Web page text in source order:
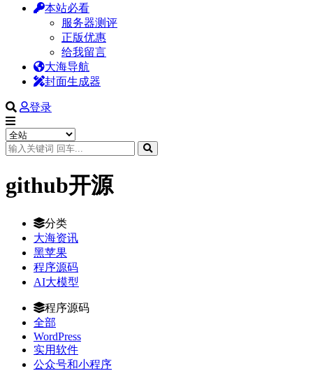
本站必看
服务器测评
正版优惠
给我留言
大海导航
封面生成器
登录
github开源
分类
大海资讯
黑苹果
程序源码
AI大模型
程序源码
全部
WordPress
实用软件
公众号和小程序